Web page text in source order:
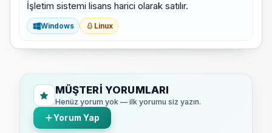
İşletim sistemi lisans harici olarak satılır.
Windows Linux
MÜŞTERI YORUMLARI
Henüz yorum yok — ilk yorumu siz yazın.
Yorum Yap